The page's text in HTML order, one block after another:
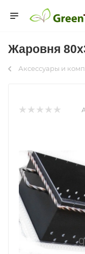
Жаровня
Аксессуары и